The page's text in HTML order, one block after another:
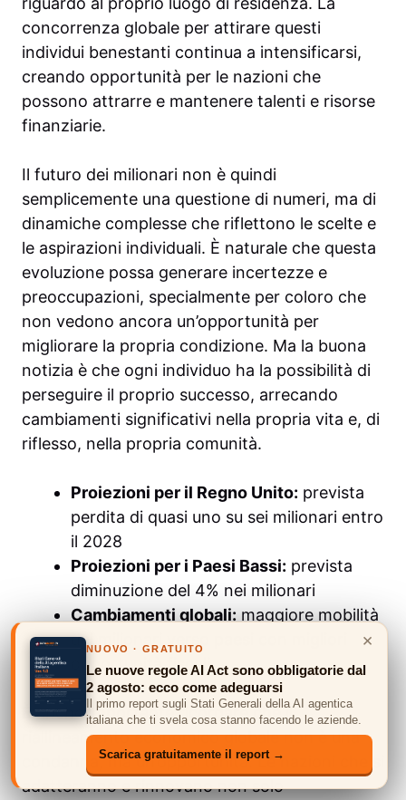
concorrenza globale per attirare questi
individui benestanti continua a intensificarsi,
creando opportunità per le nazioni che
possono attrarre e mantenere talenti e risorse
finanziarie.
Il futuro dei milionari non è quindi
semplicemente una questione di numeri, ma di
dinamiche complesse che riflettono le scelte e
le aspirazioni individuali. È naturale che questa
evoluzione possa generare incertezze e
preoccupazioni, specialmente per coloro che
non vedono ancora un’opportunità per
migliorare la propria condizione. Ma la buona
notizia è che ogni individuo ha la possibilità di
perseguire il proprio successo, arrecando
cambiamenti significativi nella propria vita e, di
riflesso, nella propria comunità.
Proiezioni per il Regno Unito: prevista
perdita di quasi uno su sei milionari entro
il 2028
Proiezioni per i Paesi Bassi: prevista
diminuzione del 4% nei milionari
Cambiamenti globali: maggiore mobilità
dei milionari verso paesi con migliori
opportunità fiscali
È anche importante ricordare che il
riallineamento economico globale non è una
condanna, ma un’opportunità. Le nazioni che si
adatteranno e rinnovano non solo
×
NUOVO · GRATUITO
Le nuove regole AI Act sono obbligatorie dal
2 agosto: ecco come adeguarsi
Il primo report sugli Stati Generali della AI agentica
italiana che ti svela cosa stanno facendo le aziende.
Scarica gratuitamente il report →